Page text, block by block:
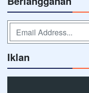
Iklan